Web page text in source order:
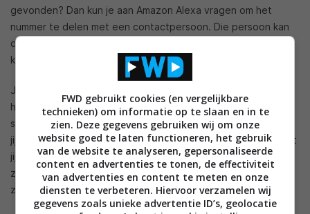
gevonden? Dan kun je aan Amazon Alexa vragen om het
nummer te delen met een contactpersoon. Die persoon kan
dan vervolgens ervoor kiezen het nummer af te spelen. Ook
kan er een reactie gegeven worden.
Je hebt hiervoor niet per se
hoeven je vrienden of familieleden, naar wie je het nummer
stuurt, niet dezelfde muziekstreamingdienst te gebruiken als
jij. Alexa zal namelijk proberen te achterhalen op welke dienst
jij het nummer het beste kunt luisteren. Mocht er geen match
zijn, dan krijg je alsnog de benodigde informatie te zien,
zodat je het nummer zelf kunt opzoeken.
FWD gebruikt cookies (en vergelijkbare
technieken) om informatie op te slaan en in te
zien. Deze gegevens gebruiken wij om onze
website goed te laten functioneren, het gebruik
van de website te analyseren, gepersonaliseerde
content en advertenties te tonen, de effectiviteit
van advertenties en content te meten en onze
diensten te verbeteren. Hiervoor verzamelen wij
gegevens zoals unieke advertentie ID’s, geolocatie